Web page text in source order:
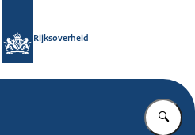
Rijksoverheid